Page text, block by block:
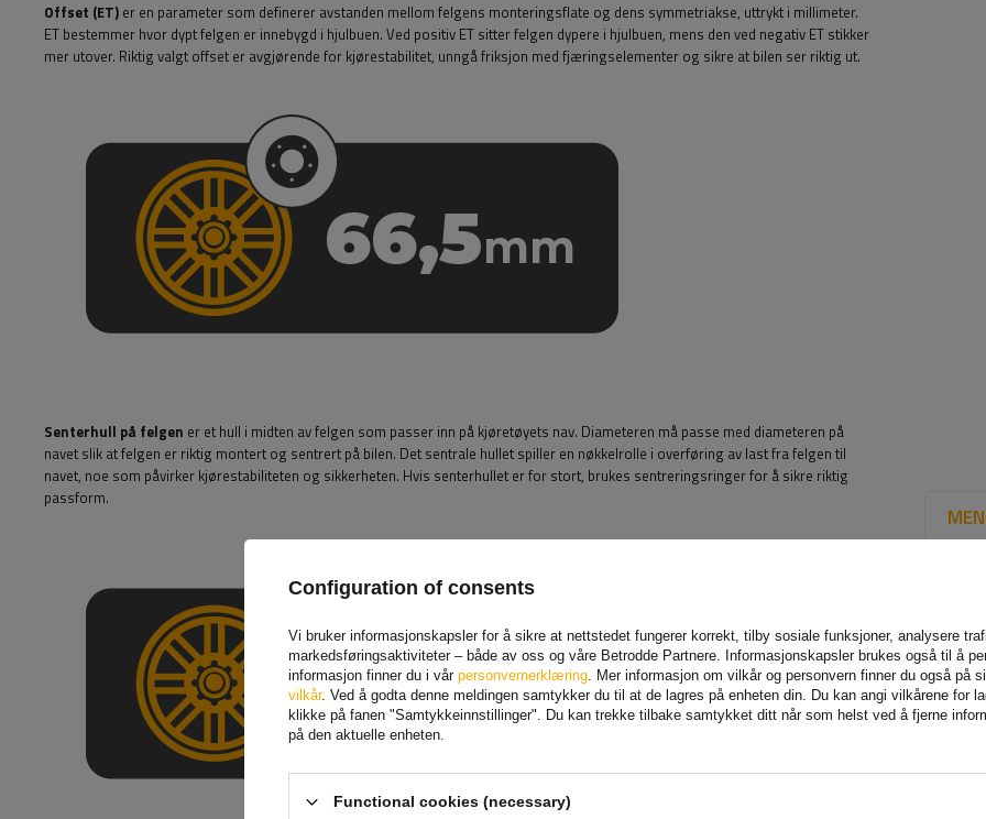
Offset (ET) er en parameter som definerer avstanden mellom felgens monteringsflate og dens symmetriakse, uttrykt i millimeter.
ET bestemmer hvor dypt felgen er innebygd i hjulbuen. Ved positiv ET sitter felgen dypere i hjulbuen, mens den ved negativ ET stikker
mer utover. Riktig valgt offset er avgjørende for kjørestabilitet, unngå friksjon med fjæringselementer og sikre at bilen ser riktig ut.
Senterhull på felgen er et hull i midten av felgen som passer inn på kjøretøyets nav. Diameteren må passe med diameteren på
navet slik at felgen er riktig montert og sentrert på bilen. Det sentrale hullet spiller en nøkkelrolle i overføring av last fra felgen til
navet, noe som påvirker kjørestabiliteten og sikkerheten. Hvis senterhullet er for stort, brukes sentreringsringer for å sikre riktig
passform.
Configuration of consents
Vi bruker informasjonskapsler for å sikre at nettstedet fungerer korrekt, tilby sosiale funksjoner, analysere
markedsføringsaktiviteter – både av oss og våre Betrodde Partnere. Informasjonskapsler brukes også til å
informasjon finner du i vår personvernerklæring. Mer informasjon om vilkår og personvern finner du også på
vilkår. Ved å godta denne meldingen samtykker du til at de lagres på enheten din. Du kan angi vilkårene for
klikke på fanen "Samtykkeinnstillinger". Du kan trekke tilbake samtykket ditt når som helst ved å fjerne
på den aktuelle enheten.
Functional cookies (necessary)